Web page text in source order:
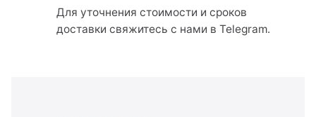
Для уточнения стоимости и сроков
доставки свяжитесь с нами в Telegram.